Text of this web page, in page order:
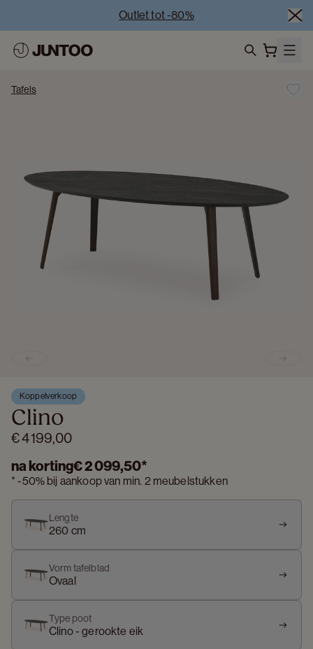
Outlet tot -80%
meubelstukken
Tafels
Koppelverkoop
Clino
€ 4 199,00
na korting€ 2 099,50*
*-50% bij aankoop van min. 2 meubelstukken
Lengte
260 cm
Vorm tafelblad
Ovaal
Type poot
Clino - gerookte eik